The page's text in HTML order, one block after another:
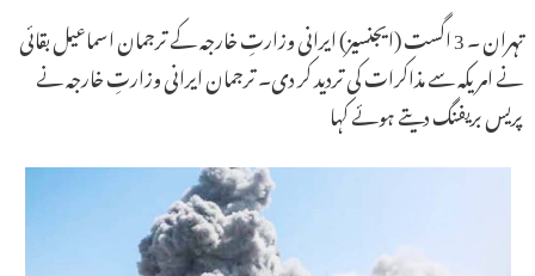
تہران ۔ 3 اگست (ایجنسیز) ایرانی وزارتِ خارجہ کے ترجمان اسماعیل بقائی
نے امریکہ سے مذاکرات کی تردید کر دی۔ ترجمان ایرانی وزارتِ خارجہ نے
پریس بریفنگ دیتے ہوئے کہا